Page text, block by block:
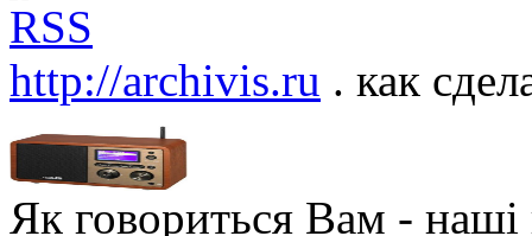
http://archivis.ru . как
Як говориться Вам - наші